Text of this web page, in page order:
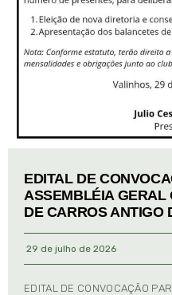
EDITAL DE
ASSEMBLÉIA GERAL
DE CARROS ANTIGO
29 de julho de 2026
EDITAL DE CONVOCAÇÃO